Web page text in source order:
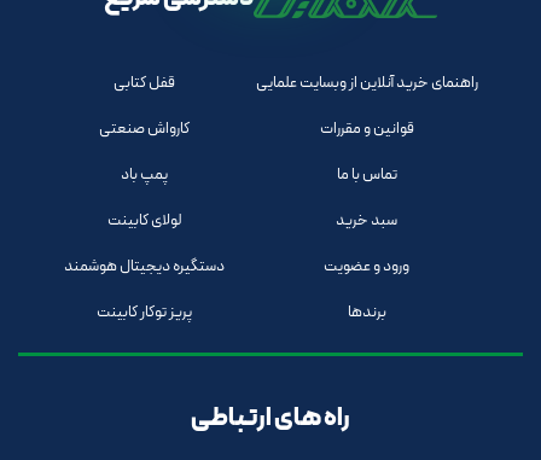
راهنمای خرید آنلاین از وبسایت علمایی
قوانین و مقررات
تماس با ما
سبد خرید
ورود و عضویت
برندها
قفل کتابی
کارواش صنعتی
پمپ باد
لولای کابینت
دستگیره دیجیتال هوشمند
پریز توکار کابینت
راه های ارتباطی